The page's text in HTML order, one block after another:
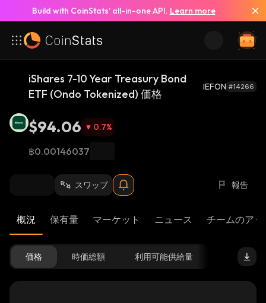
Build with CoinStats’ all-in-one API. Learn more
iShares 7-10 Year Treasury Bond
ETF (Ondo Tokenized) 価格
IEFON #14266
$94.06 0.7%
฿0.00146037
スワップ 報告
概況 保有量 マーケット ニュース チームのア
価格 時価総額 利用可能供給量